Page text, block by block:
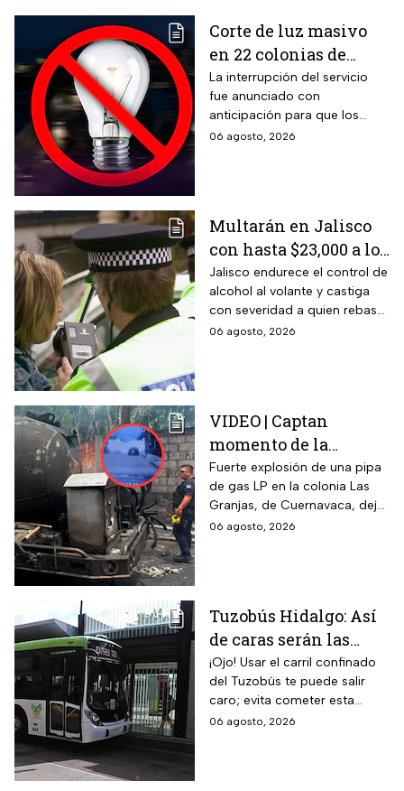
Corte de luz masivo
en 22 colonias de
México; zonas
afectadas hoy 7 de
agosto
La interrupción del servicio
fue anunciado con
anticipación para que los
usuarios puedan tomar las
06 agosto, 2026
Multarán en Jalisco
con hasta $23,000 a los
conductores que
superen este límite en
la prueba de
alcoholemia
Jalisco endurece el control de
alcohol al volante y castiga
con severidad a quien rebase
el nuevo límite de sangre o
06 agosto, 2026
VIDEO | Captan
momento de la
explosión de pipa de
gas en Cuernavaca:
¡Imágenes sensibles!
Fuerte explosión de una pipa
de gas LP en la colonia Las
Granjas, de Cuernavaca, dejó
21 heridos y causó pánico
06 agosto, 2026
Tuzobús Hidalgo: Así
de caras serán las
MULTAS por invadir
el carril confinado a
partir de esta fecha
¡Ojo! Usar el carril confinado
del Tuzobús te puede salir
caro; evita cometer esta
infracción a partir de agosto.
06 agosto, 2026